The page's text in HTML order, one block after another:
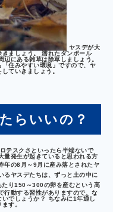
ヤスデが大
ましょう。 濡れたダンボール
にある雑草は除草しましょう。
住みやすい環境」ですので、ヤ
ていきましょう。
らいいの？
テスクさといったら半端ないで
量発生が起きていると思われる方
年の8月～9月に産み落とされたヤ
るヤスデたちは、ずっと土の中に
たり150～300の卵を産むという高
行動する習性がありますので、な
でしょうか？ ちなみに1年通し
す。